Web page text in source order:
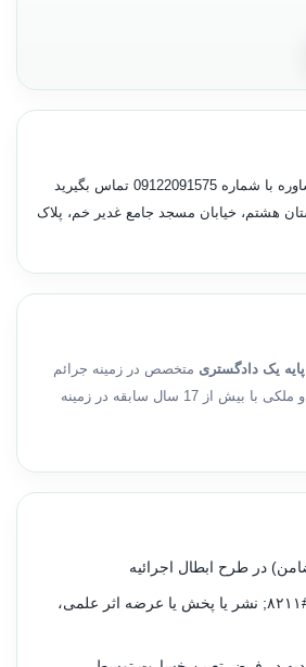
با شماره 09122091575 تماس بگیرید
هشتم، خیابان مسجد جامع غدیر خم، پلاک
یک دادگستری متخصص در زمینه جرائم
رایانه ای و دعاوی بانکی و ملکی با بیش از 17 سال سابقه در زمینه
در طرح ابطال اجرائیه
دادنامه سرقت ادبی &#۸۲۱۱; نشر یا پخش یا عرضه اثر علمی،